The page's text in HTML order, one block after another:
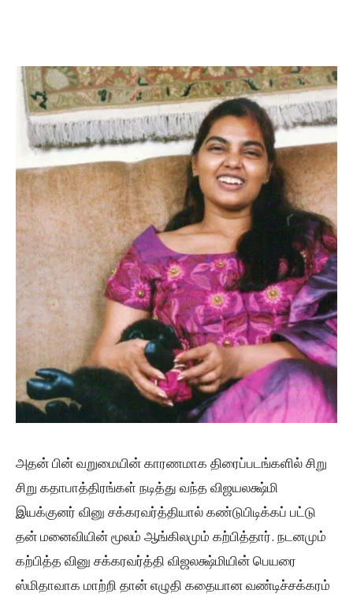
அதன் பின் வறுமையின் காரணமாக திரைப்படங்களில் சிறு
சிறு கதாபாத்திரங்கள் நடித்து வந்த விஜயலக்ஷ்மி
இயக்குனர் வினு சக்கரவர்த்தியால் கண்டுபிடிக்கப் பட்டு
தன் மனைவியின் மூலம் ஆங்கிலமும் கற்பித்தார். நடனமும்
கற்பித்த வினு சக்கரவர்த்தி விஜலக்ஷ்மியின் பெயரை
ஸ்மிதாவாக மாற்றி தான் எழுதி கதையான வண்டிச்சக்கரம்